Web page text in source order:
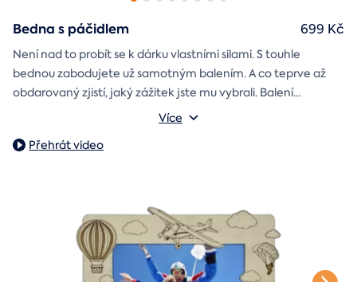
Bedna s páčidlem
Není nad to probít se k dárku vlastními silami. S touhle
bednou zabodujete už samotným balením. A co teprve až
obdarovaný zjistí, jaký zážitek jste mu vybrali. Balení
dárkovou skládačku
tak istylové tričko
Můžete vybrat z motivů k narozeninám, z lásky, k vánocům
Vnější rozměry: 20×20×20 cm
Více
699 Kč
Přehrát video